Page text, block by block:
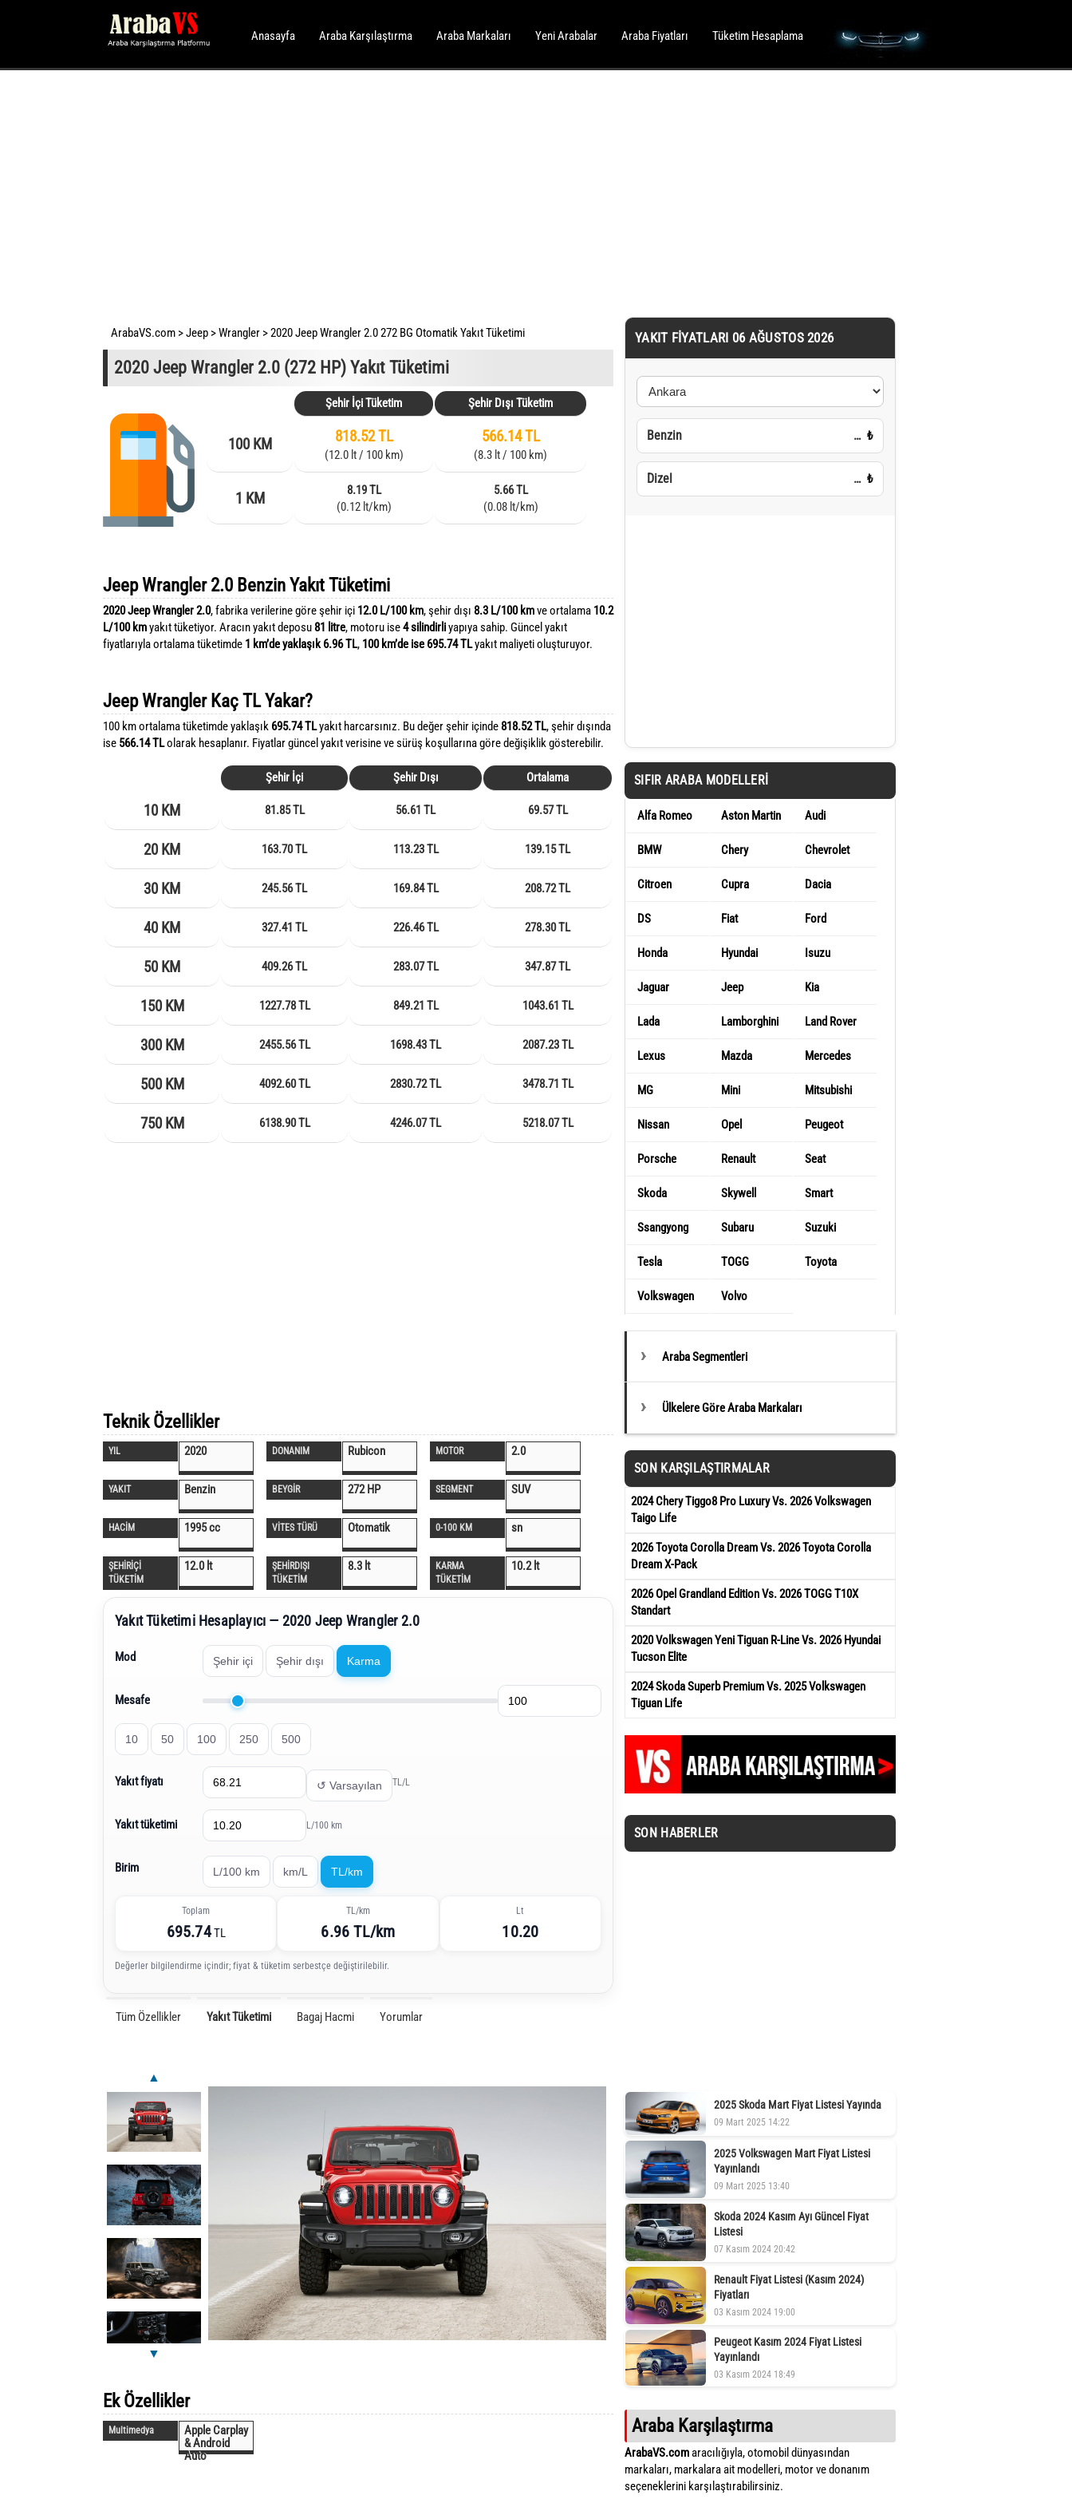
Anasayfa Araba Karşılaştırma Araba Markaları Yeni Arabalar Araba Fiyatları Tüketim Hesaplama
ArabaVS.com >Jeep >Wrangler >2020 Jeep Wrangler 2.0 272 BG Otomatik Yakıt Tüketimi
2020 Jeep Wrangler 2.0 (272 HP) Yakıt Tüketimi
Şehir İçi Tüketim Şehir Dışı Tüketim
100 KM 818.52 TL
(12.0 lt / 100 km)
566.14 TL
(8.3 lt / 100 km)
1 KM
8.19 TL
(0.12 lt/km)
5.66 TL
(0.08 lt/km)
Jeep Wrangler 2.0 Benzin Yakıt Tüketimi
2020 Jeep Wrangler 2.0, fabrika verilerine göre şehir içi 12.0 L/100 km, şehir dışı 8.3 L/100 kmve ortalama 10.2
L/100 kmyakıt tüketiyor. Aracın yakıt deposu81 litre, motoru ise4 silindirliyapıya sahip. Güncel yakıt
fiyatlarıyla ortalama tüketimde 1 km’de yaklaşık 6.96 TL, 100 km’de ise 695.74 TLyakıt maliyeti oluşturuyor.
Jeep Wrangler Kaç TL Yakar?
100 km ortalama tüketimde yaklaşık 695.74 TLyakıt harcarsınız. Bu değer şehir içinde818.52 TL, şehir dışında
ise 566.14 TLolarak hesaplanır. Fiyatlar güncel yakıt verisine ve sürüş koşullarına göre değişiklik gösterebilir.
Şehir İçi Şehir Dışı Ortalama
10 KM 81.85 TL 56.61 TL 69.57 TL
20 KM 163.70 TL 113.23 TL 139.15 TL
30 KM 245.56 TL 169.84 TL 208.72 TL
40 KM 327.41 TL 226.46 TL 278.30 TL
50 KM 409.26 TL 283.07 TL 347.87 TL
150 KM 1227.78 TL 849.21 TL 1043.61 TL
300 KM 2455.56 TL 1698.43 TL 2087.23 TL
500 KM 4092.60 TL 2830.72 TL 3478.71 TL
750 KM 6138.90 TL 4246.07 TL 5218.07 TL
Teknik Özellikler
YIL 2020 DONANIM Rubicon MOTOR 2.0
YAKIT Benzin BEYGİR 272 HP SEGMENT SUV
HACİM 1995 cc VİTES TÜRÜ Otomatik 0-100 KM sn
ŞEHİRİÇİ
TÜKETİM
12.0 lt
ŞEHİRDIŞI
TÜKETİM
8.3 lt
KARMA
TÜKETİM
10.2 lt
Yakıt Tüketimi Hesaplayıcı — 2020 Jeep Wrangler 2.0
Mod Şehir içi Şehir dışı Karma
Mesafe
10 50 100 250 500
Yakıt fiyatı ↺ Varsayılan TL/L
Yakıt tüketimi L/100 km
Birim L/100 km km/L TL/km
Toplam
695.74TL
TL/km
6.96 TL/km
Lt
10.20
Değerler bilgilendirme içindir; fiyat & tüketim serbestçe değiştirilebilir.
Tüm Özellikler Yakıt Tüketimi Bagaj Hacmi Yorumlar
▲
▼
Ek Özellikler
Multimedya
Apple Carplay
& Android
Auto
YAKIT FIYATLARI 06 AĞUSTOS 2026
Benzin … ₺
Dizel … ₺
SIFIR ARABA MODELLERI
Alfa Romeo Aston Martin Audi
BMW Chery Chevrolet
Citroen Cupra Dacia
DS Fiat Ford
Honda Hyundai Isuzu
Jaguar Jeep Kia
Lada Lamborghini Land Rover
Lexus Mazda Mercedes
MG Mini Mitsubishi
Nissan Opel Peugeot
Porsche Renault Seat
Skoda Skywell Smart
Ssangyong Subaru Suzuki
Tesla TOGG Toyota
Volkswagen Volvo
Araba Segmentleri
Ülkelere Göre Araba Markaları
SON KARŞILAŞTIRMALAR
2024 Chery Tiggo8 Pro Luxury Vs. 2026 Volkswagen
Taigo Life
2026 Toyota Corolla Dream Vs. 2026 Toyota Corolla
Dream X-Pack
2026 Opel Grandland Edition Vs. 2026 TOGG T10X
Standart
2020 Volkswagen Yeni Tiguan R-Line Vs. 2026 Hyundai
Tucson Elite
2024 Skoda Superb Premium Vs. 2025 Volkswagen
Tiguan Life
SON HABERLER
2025 Skoda Mart Fiyat Listesi Yayında
09 Mart 2025 14:22
2025 Volkswagen Mart Fiyat Listesi
Yayınlandı
09 Mart 2025 13:40
Skoda 2024 Kasım Ayı Güncel Fiyat
Listesi
07 Kasım 2024 20:42
Renault Fiyat Listesi (Kasım 2024)
Fiyatları
03 Kasım 2024 19:00
Peugeot Kasım 2024 Fiyat Listesi
Yayınlandı
03 Kasım 2024 18:49
Araba Karşılaştırma
ArabaVS.comaracılığıyla, otomobil dünyasından
markaları, markalara ait modelleri, motor ve donanım
seçeneklerini karşılaştırabilirsiniz.